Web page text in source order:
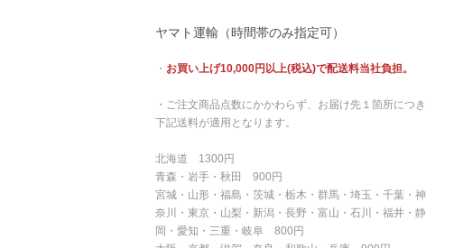
ヤマト運輸（時間帯のみ指定可）
・ お買い上げ10,000円以上(税込)で配送料当社負担。
・ご注文商品点数にかかわらず、お届け先１箇所につき
下記送料が適用となります。
北海道 1300円
青森・岩手・秋田 900円
宮城・山形・福島・茨城・栃木・群馬・埼玉・千葉・神
奈川・東京・山梨・新潟・長野・富山・石川・福井・静
岡・愛知・三重・岐阜 800円